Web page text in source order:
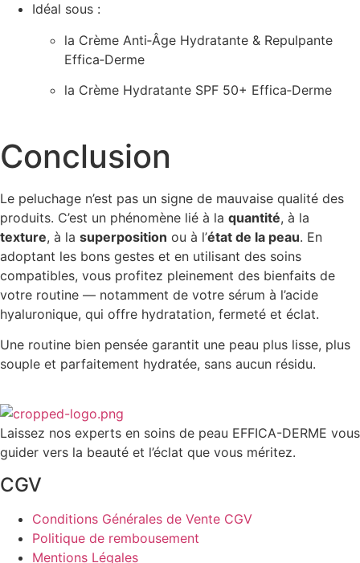
Idéal sous :
la Crème Anti‑Âge Hydratante & Repulpante
Effica‑Derme
la Crème Hydratante SPF 50+ Effica‑Derme
Conclusion
Le peluchage n’est pas un signe de mauvaise qualité des
produits. C’est un phénomène lié à la quantité, à la
texture, à la superposition ou à l’état de la peau. En
adoptant les bons gestes et en utilisant des soins
compatibles, vous profitez pleinement des bienfaits de
votre routine — notamment de votre sérum à l’acide
hyaluronique, qui offre hydratation, fermeté et éclat.
Une routine bien pensée garantit une peau plus lisse, plus
souple et parfaitement hydratée, sans aucun résidu.
Laissez nos experts en soins de peau EFFICA-DERME vous
guider vers la beauté et l’éclat que vous méritez.
CGV
Conditions Générales de Vente CGV
Politique de rembousement
Mentions Légales